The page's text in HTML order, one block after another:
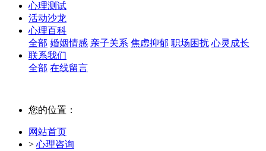
心理测试
活动沙龙
心理百科
全部 婚姻情感 亲子关系 焦虑抑郁 职场困扰 心灵成长
联系我们
全部 在线留言
您的位置：
网站首页
> 心理咨询